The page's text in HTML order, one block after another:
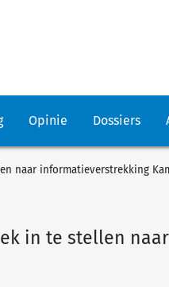
Opinie Dossiers
naar informatieverstrekking
in te stellen naar